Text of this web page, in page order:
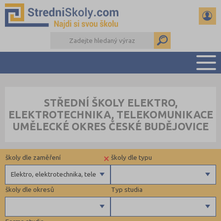
PŘÍPRAVA NA PŘIJÍMAČKY
DŮLEŽITÉ TERMÍNY
DALŠÍ DRUHY ŠKOL
STŘEDNÍ ŠKOLY ELEKTRO,
ELEKTROTECHNIKA, TELEKOMUNIKACE
UMĚLECKÉ OKRES ČESKÉ BUDĚJOVICE
Typ studia
školy dle okresů
školy dle typu
×
Elektro, elektrotechnika, telekomunikace
školy dle zaměření
Gymnázia